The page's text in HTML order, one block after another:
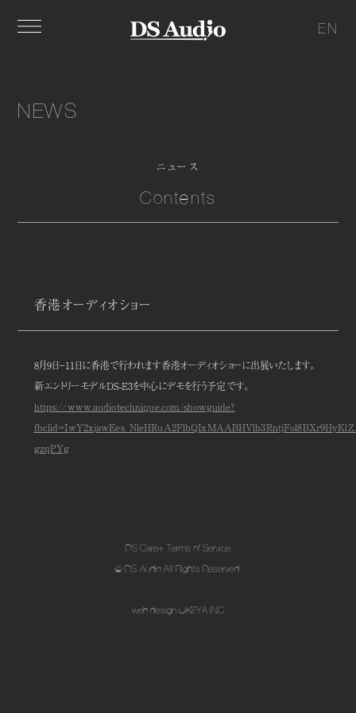
EN
NEWS
ニュース
Contents
香港オーディオショー
8月9日−11日に香港で行われます香港オーディオショーに出展いたします。
新エントリーモデルDS-E3を中心にデモを行う予定です。
https://www.audiotechnique.com/showguide?
gzqPYg
DS Care+ Terms of Service
© DS Audio All Rights Reserved.
web design:OKEYA INC